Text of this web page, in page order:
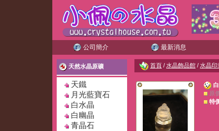
公司簡介 最新消息
天然水晶原礦
天鐵
月光藍寶石
白水晶
白幽晶
青晶石
首頁 /水晶飾品館 /水晶印
原
特